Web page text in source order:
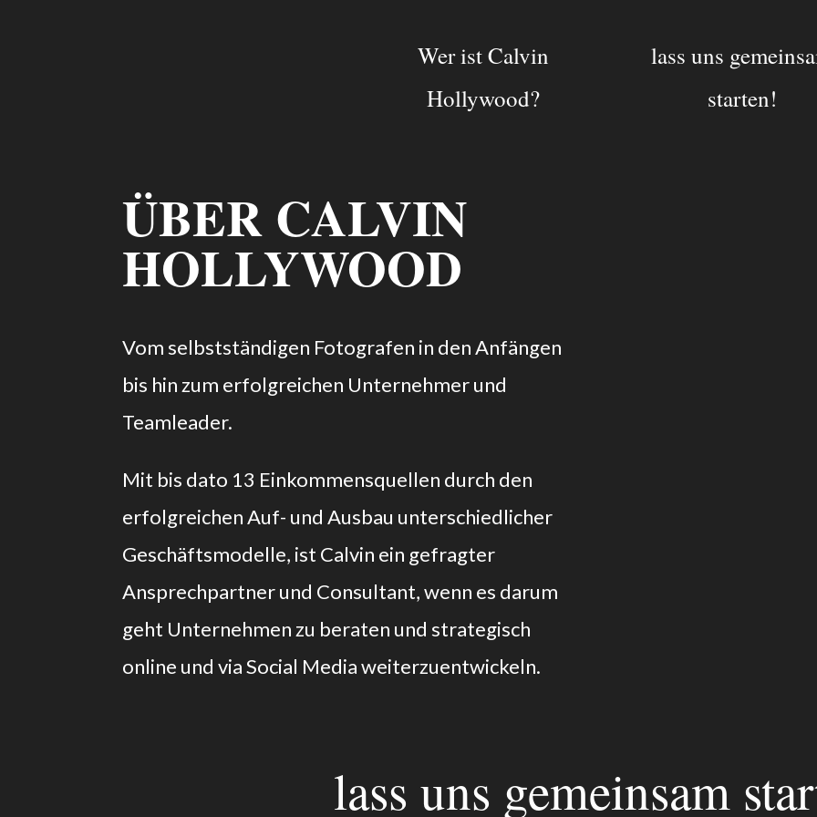
Wer ist Calvin
Hollywood?
lass uns
starten!
ÜBER CALVIN
HOLLYWOOD
Vom selbstständigen Fotografen in den Anfängen
bis hin zum erfolgreichen Unternehmer und
Teamleader.
Mit bis dato 13 Einkommensquellen durch den
erfolgreichen Auf- und Ausbau unterschiedlicher
Geschäftsmodelle, ist Calvin ein gefragter
Ansprechpartner und Consultant, wenn es darum
geht Unternehmen zu beraten und strategisch
online und via Social Media weiterzuentwickeln.
lass uns gemeinsam